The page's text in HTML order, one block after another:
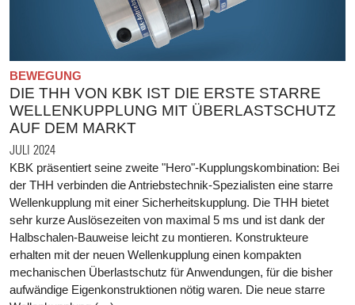
BEWEGUNG
DIE THH VON KBK IST DIE ERSTE STARRE
WELLENKUPPLUNG MIT ÜBERLASTSCHUTZ
AUF DEM MARKT
JULI 2024
KBK präsentiert seine zweite "Hero"-Kupplungskombination: Bei
der THH verbinden die Antriebstechnik-Spezialisten eine starre
Wellenkupplung mit einer Sicherheitskupplung. Die THH bietet
sehr kurze Auslösezeiten von maximal 5 ms und ist dank der
Halbschalen-Bauweise leicht zu montieren. Konstrukteure
erhalten mit der neuen Wellenkupplung einen kompakten
mechanischen Überlastschutz für Anwendungen, für die bisher
aufwändige Eigenkonstruktionen nötig waren. Die neue starre